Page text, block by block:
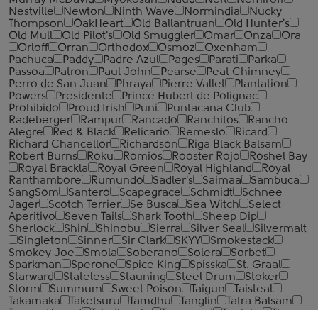
Nestville
Newton Ninth Wave Normindia
Nucky
Thompson
OakHeart Old Ballantruan
Old Hunter's
Old Mull
Old Pilot's Old Smuggler Omar Onza
Ora
Orloff
Orran Orthodox Osmoz
Oxenham
Pachuca
Paddy Padre Azul Pages Parati
Parka
Passoa
Patron Paul John Pearse
Peat Chimney
Perro de San Juan
Phraya Pierre Vallet
Plantation
Powers
Presidente
Prince Hubert de Polignac
Prohibido
Proud Irish Puni
Puntacana Club
Radeberger
Rampur Rancado Ranchitos
Rancho
Alegre
Red & Black Relicario Remeslo
Ricard
Richard Chancellor
Richardson
Riga Black Balsam
Robert Burns
Roku Romios Rooster Rojo
Roshel Bay
Royal Brackla
Royal Green Royal Highland
Royal
Ranthambore
Rumundo Sadler's Saimaa
Sambuca
SangSom
Santero Scapegrace Schmidt
Schnee
Jager
Scotch Terrier Se Busca Sea Witch
Select
Aperitivo
Seven Tails Shark Tooth
Sheep Dip
Sherlock
Shin Shinobu Sierra Silver Seal
Silvermalt
Singleton
Sinner Sir Clark SKYY
Smokestack
Smokey Joe
Smola Soberano Solera
Sorbet
Sparkman
Sperone Spice King Spisska
St. Graal
Starward
Stateless Stauning Steel Drum
Stoker
Storm
Summum Sweet Poison Taigun
Taisteal
Takamaka
Taketsuru Tamdhu Tanglin
Tatra Balsam